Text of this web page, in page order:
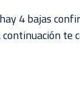
4 bajas
te